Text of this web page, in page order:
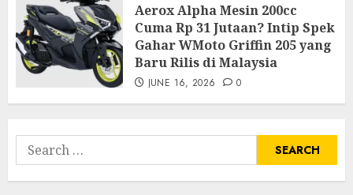
Aerox Alpha Mesin 200cc
Cuma Rp 31 Jutaan? Intip Spek
Gahar WMoto Griffin 205 yang
Baru Rilis di Malaysia
JUNE 16, 2026 0
Search
for: